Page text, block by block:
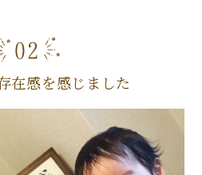
在感を感じました